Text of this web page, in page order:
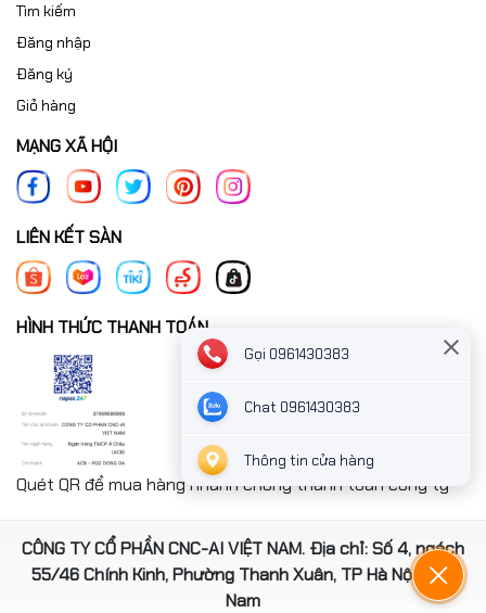
Tìm kiếm
Đăng nhập
Đăng ký
Giỏ hàng
MẠNG XÃ HỘI
LIÊN KẾT SÀN
HÌNH THỨC THANH TOÁN
Quét QR để mua hàng nhanh chóng thanh toán công ty
CÔNG TY CỔ PHẦN CNC-AI VIỆT NAM. Địa chỉ: Số 4, ngách
55/46 Chính Kinh, Phường Thanh Xuân, TP Hà Nội, Việt
Nam
Gọi 0961430383
Chat 0961430383
Thông tin cửa hàng